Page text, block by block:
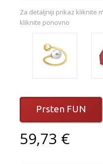
Za detaljniji prikaz kliknite
kliknite ponovno
Prsten FUN
59,73 €